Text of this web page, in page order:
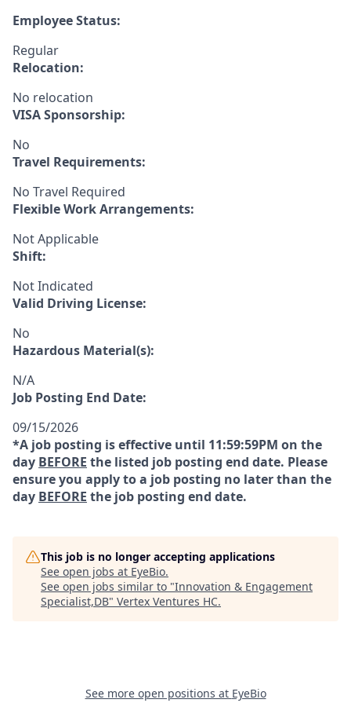
Employee Status:
Regular
Relocation:
No relocation
VISA Sponsorship:
No
Travel Requirements:
No Travel Required
Flexible Work Arrangements:
Not Applicable
Shift:
Not Indicated
Valid Driving License:
No
Hazardous Material(s):
N/A
Job Posting End Date:
09/15/2026
*A job posting is effective until 11:59:59PM on the
day BEFORE the listed job posting end date. Please
ensure you apply to a job posting no later than the
day BEFORE the job posting end date.
This job is no longer accepting applications
See open jobs at EyeBio.
See open jobs similar to "Innovation & Engagement
Specialist,DB" Vertex Ventures HC.
See more open positions at EyeBio